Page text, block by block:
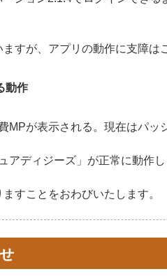
すが、アプリの動作に支障は
動作
MPが表示される。現在はパッ
アディジーズ」が正常に動作し
すことをおわびいたします。